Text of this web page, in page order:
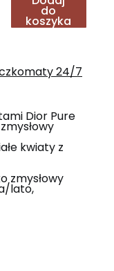
do
koszyka
24/7
Dior Pure
kwiaty z
zmysłowy
lato,